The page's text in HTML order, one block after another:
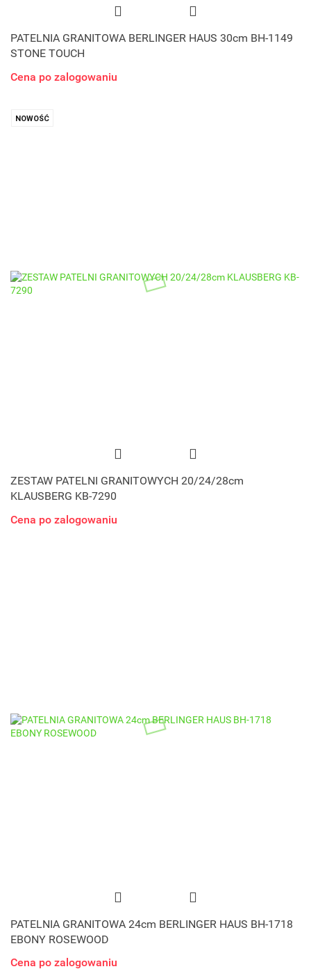
PATELNIA GRANITOWA BERLINGER HAUS 30cm BH-1149
STONE TOUCH
Cena po zalogowaniu
NOWOŚĆ
ZESTAW PATELNI GRANITOWYCH 20/24/28cm
KLAUSBERG KB-7290
Cena po zalogowaniu
PATELNIA GRANITOWA 24cm BERLINGER HAUS BH-1718
EBONY ROSEWOOD
Cena po zalogowaniu